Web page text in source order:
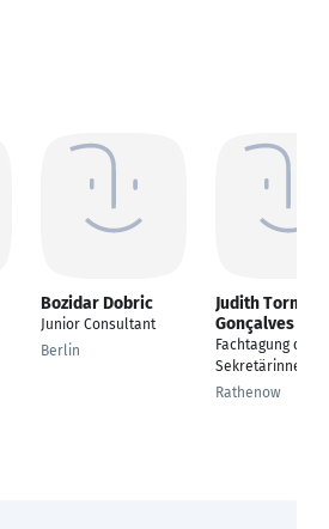
Bozidar Dobric
Junior Consultant
Berlin
Judith Torma
Gonçalves
Fachtagung der
Sekretärinnen
Rathenow